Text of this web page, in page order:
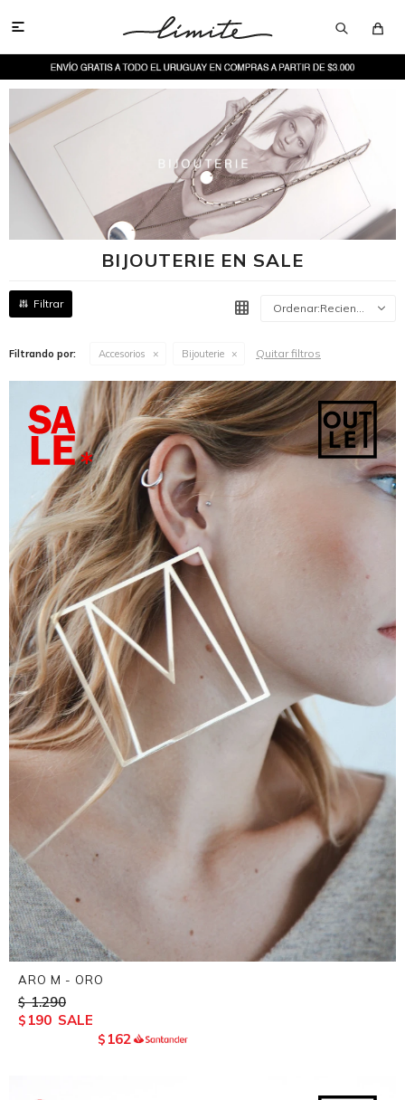

BIJOUTERIE EN SALE
Recientes
Filtrando por: Accesorios Bijouterie Quitar filtros
ARO M - ORO
$ 1.290
$ 190
$ 162